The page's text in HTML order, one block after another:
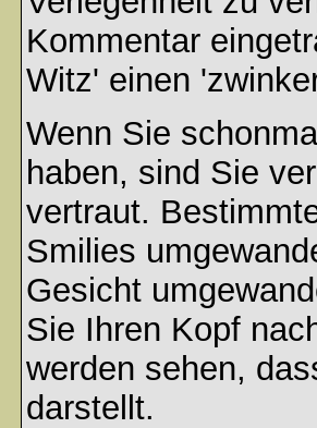
Kommentar
Witz' einen
Wenn Sie
haben, sind Sie
vertraut.
Smilies
Gesicht
Sie Ihren Kopf
werden sehen,
darstellt.